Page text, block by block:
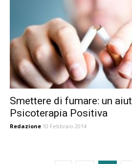
Smettere di fumare: un
Psicoterapia Positiva
Redazione 10 Febbraio 2014